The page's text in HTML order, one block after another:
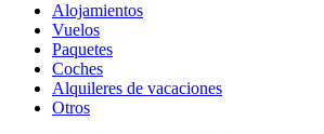
Alojamientos
Vuelos
Paquetes
Coches
Alquileres de vacaciones
Otros